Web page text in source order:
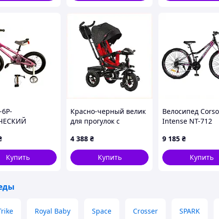
місяців» до повноцінного біговела без стресу
6P-
РОЖЕВЫЙ
Купить
Красно-черный велик
для прогулок с
спинкой, 8802B45A0
4 388 ₴
Купить
Велосипед Corso
Intense NT-712
CB9030430X
9 185 ₴
Купить
Royal Baby Space Crosser SPARK